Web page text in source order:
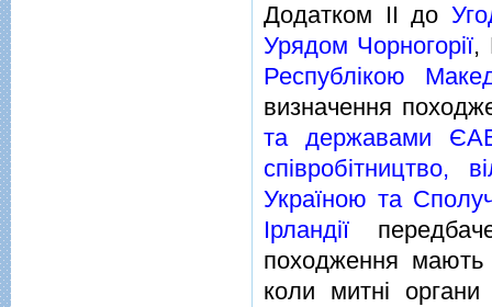
Додатком II до
Урядом Чорногорiї,
Республiкою
визначення
та державами
спiвробiтництво,
Україною та
Iрландiї
походження
коли митнi